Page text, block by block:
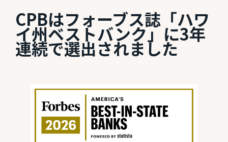
CPBはフォーブス誌「ハワ
イ州ベストバンク」に3年
連続で選出されました